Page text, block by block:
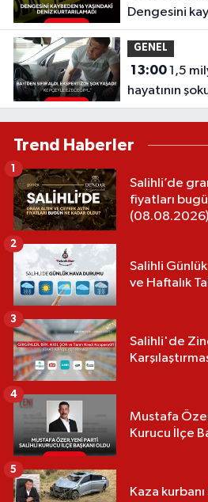
Dengesini
Deniz
GENEL
13:001,5 milyona sıfır araba aldı,
hayatının
götürünce
Trend Haberler
Salihli’de
fiyatları
(08.08.2026)
1
Salihli
ve Haftalık
2
Salihli'de
3
Mustafa
Kurucu İlçe
4
Kaza
5